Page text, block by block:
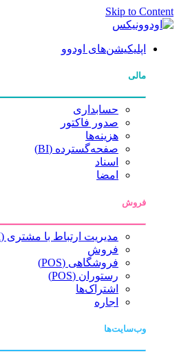
Skip to Content
اپلیکیشن‌های اودوو
مالی
حسابداری
صدور فاکتور
هزینه‌ها
صفحه‌گسترده (BI)
اسناد
امضا
فروش
مدیریت ارتباط با مشتری (CRM)
فروش
فروشگاهی (POS)
رستوران (POS)
اشتراک‌ها
اجاره
وب‌سایت‌ها